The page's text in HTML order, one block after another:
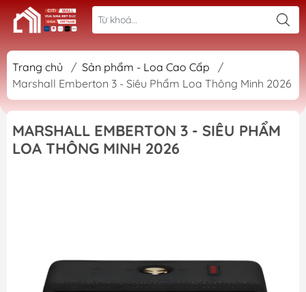
Trang chủ / Sản phẩm - Loa Cao Cấp
/
Marshall Emberton 3 - Siêu Phẩm Loa Thông Minh 2026
MARSHALL EMBERTON 3 - SIÊU PHẨM
LOA THÔNG MINH 2026